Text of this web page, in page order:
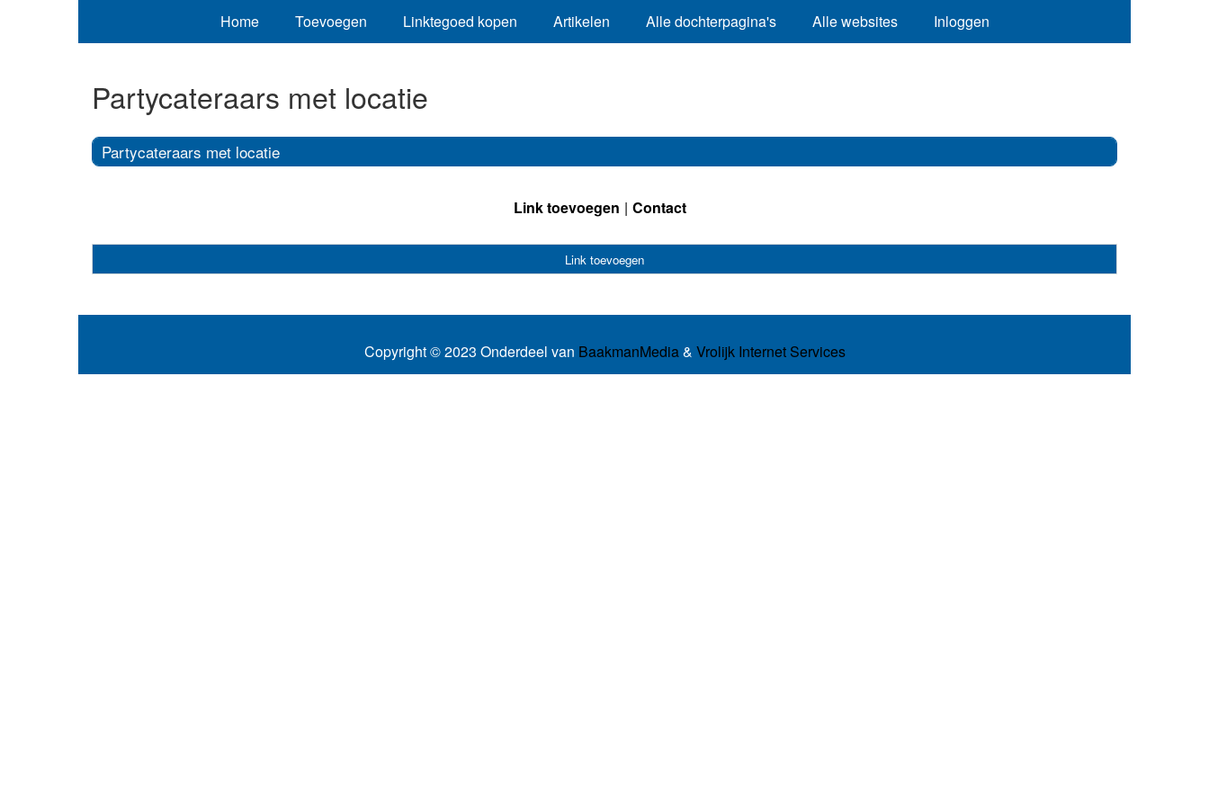
Home Toevoegen Linktegoed kopen Artikelen Alle dochterpagina's Alle websites Inloggen
Partycateraars met locatie
Partycateraars met locatie
Link toevoegen Contact
Link toevoegen
Copyright © 2023 Onderdeel van BaakmanMedia& Vrolijk Internet Services